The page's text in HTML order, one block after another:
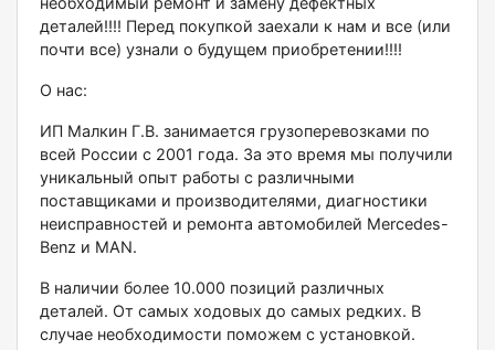
деталей!!!! Перед покупкой заехали к нам и все (или
почти все) узнали о будущем приобретении!!!!
О нас:
ИП Малкин Г.В. занимается грузоперевозками по
всей России с 2001 года. За это время мы получили
уникальный опыт работы с различными
поставщиками и производителями, диагностики
неисправностей и ремонта автомобилей Меrсеdеs-
Веnz и МАN.
В наличии более 10.000 позиций различных
деталей. От самых ходовых до самых редких. В
случае необходимости поможем с установкой.